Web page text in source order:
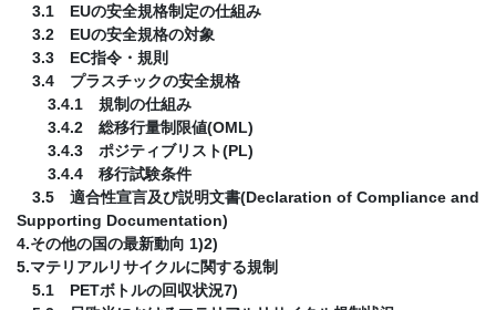
3.1 EUの安全規格制定の仕組み
3.2 EUの安全規格の対象
3.3 EC指令・規則
3.4 プラスチックの安全規格
3.4.1 規制の仕組み
3.4.2 総移行量制限値(OML)
3.4.3 ポジティブリスト(PL)
3.4.4 移行試験条件
3.5 適合性宣言及び説明文書(Declaration of Compliance and
Supporting Documentation)
4.その他の国の最新動向 1)2)
5.マテリアルリサイクルに関する規制
5.1 PETボトルの回収状況7)